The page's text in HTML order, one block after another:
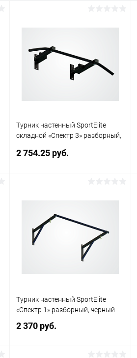
Купить в 1 клик
В избранное Недоступно
Турник настенный SportElite
складной «Спектр 3» разборный,
2 754.25 руб.
Купить в 1 клик
В избранное Недоступно
Турник настенный SportElite
«Спектр 1» разборный, черный
2 370 руб.